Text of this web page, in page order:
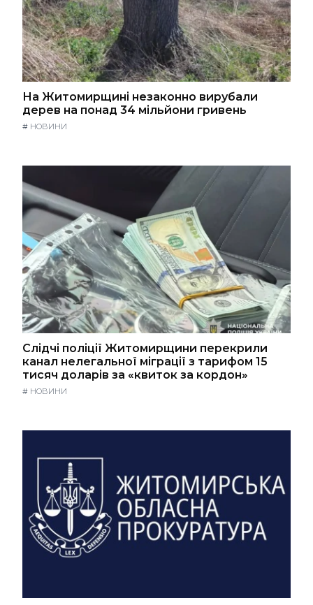
На Житомирщині незаконно вирубали
дерев на понад 34 мільйони гривень
# НОВИНИ
Слідчі поліції Житомирщини перекрили
канал нелегальної міграції з тарифом 15
тисяч доларів за «квиток за кордон»
# НОВИНИ